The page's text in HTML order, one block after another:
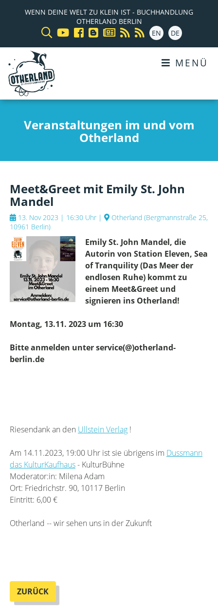
WENN DEINE WELT ZU KLEIN IST - BUCHHANDLUNG
OTHERLAND BERLIN
EN
DE
MENÜ
Veranstaltungen im und vom
Otherland
Meet&Greet mit Emily St. John
Mandel
13. Nov 2023 | 16:30 Uhr | Otherland (Bergmannstraße 25,
10961 Berlin)
Emily St. John Mandel, die
Autorin von Station Eleven, Sea
of Tranquility (Das Meer der
endlosen Ruhe) kommt zu
einem Meet&Greet und
signieren ins Otherland!
Montag, 13.11. 2023 um 16:30
Bitte anmelden unter service(@)otherland-
berlin.de
Riesendank an den Ullstein Verlag !
Am 14.11.2023, 19:00 Uhr ist sie übrigens im Dussmann
das KulturKaufhaus- KulturBühne
Moderator:in: Milena Adam
Ort: Friedrichstr. 90, 10117 Berlin
Eintritt: 6,00 €
Otherland -- wir sehen uns in der Zukunft
ZURÜCK